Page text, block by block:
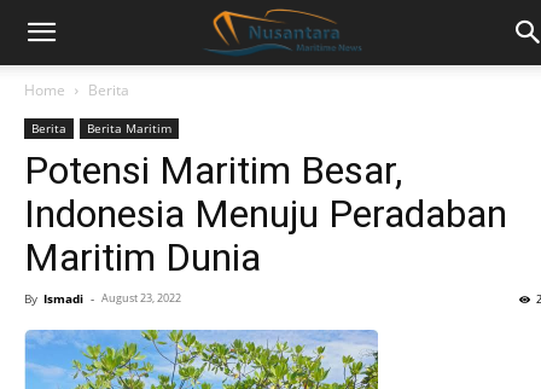
Home Berita
Berita Berita Maritim
Potensi Maritim Besar,
Indonesia Menuju Peradaban
Maritim Dunia
By Ismadi - August 23, 2022